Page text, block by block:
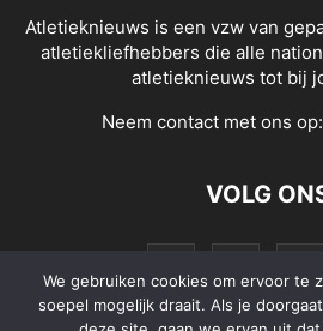
Atletieknieuws is een vzw van
atletiekliefhebbers die alle
atletieknieuws tot bij
Neem contact met ons op:
VOLG
We gebruiken cookies om ervoor te
soepel mogelijk draait. Als je